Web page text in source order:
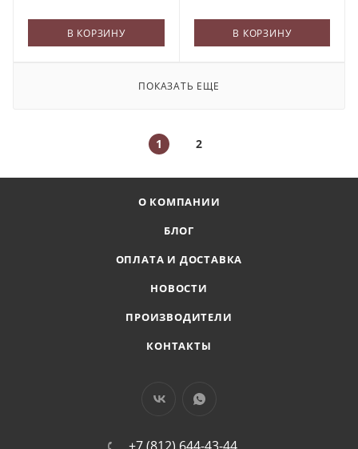
В КОРЗИНУ В КОРЗИНУ
ПОКАЗАТЬ ЕЩЕ
1 2
О КОМПАНИИ
БЛОГ
ОПЛАТА И ДОСТАВКА
НОВОСТИ
ПРОИЗВОДИТЕЛИ
КОНТАКТЫ